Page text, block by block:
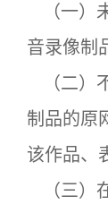
（一）
音录像制
（二）
制品的原
该作品、
（三）